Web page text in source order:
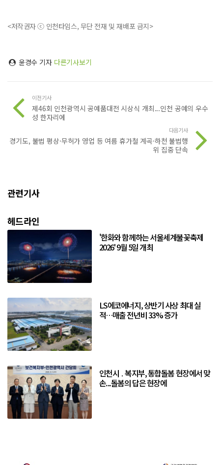
<저작권자 ⓒ 인천타임스, 무단 전재 및 재배포 금지>
윤경수 기자 다른기사보기
이전기사
제46회 인천광역시 공예품대전 시상식 개최...인천 공예의 우수
성 한자리에
다음기사
경기도, 불법 평상·무허가 영업 등 여름 휴가철 계곡·하천 불법행
위 집중 단속
관련기사
헤드라인
'한화와 함께하는 서울세계불꽃축제
2026' 9월 5일 개최
LS에코에너지, 상반기 사상 최대 실
적…매출 전년비 33% 증가
인천시 ․ 복지부, 통합돌봄 현장에서 맞
손...돌봄의 답은 현장에